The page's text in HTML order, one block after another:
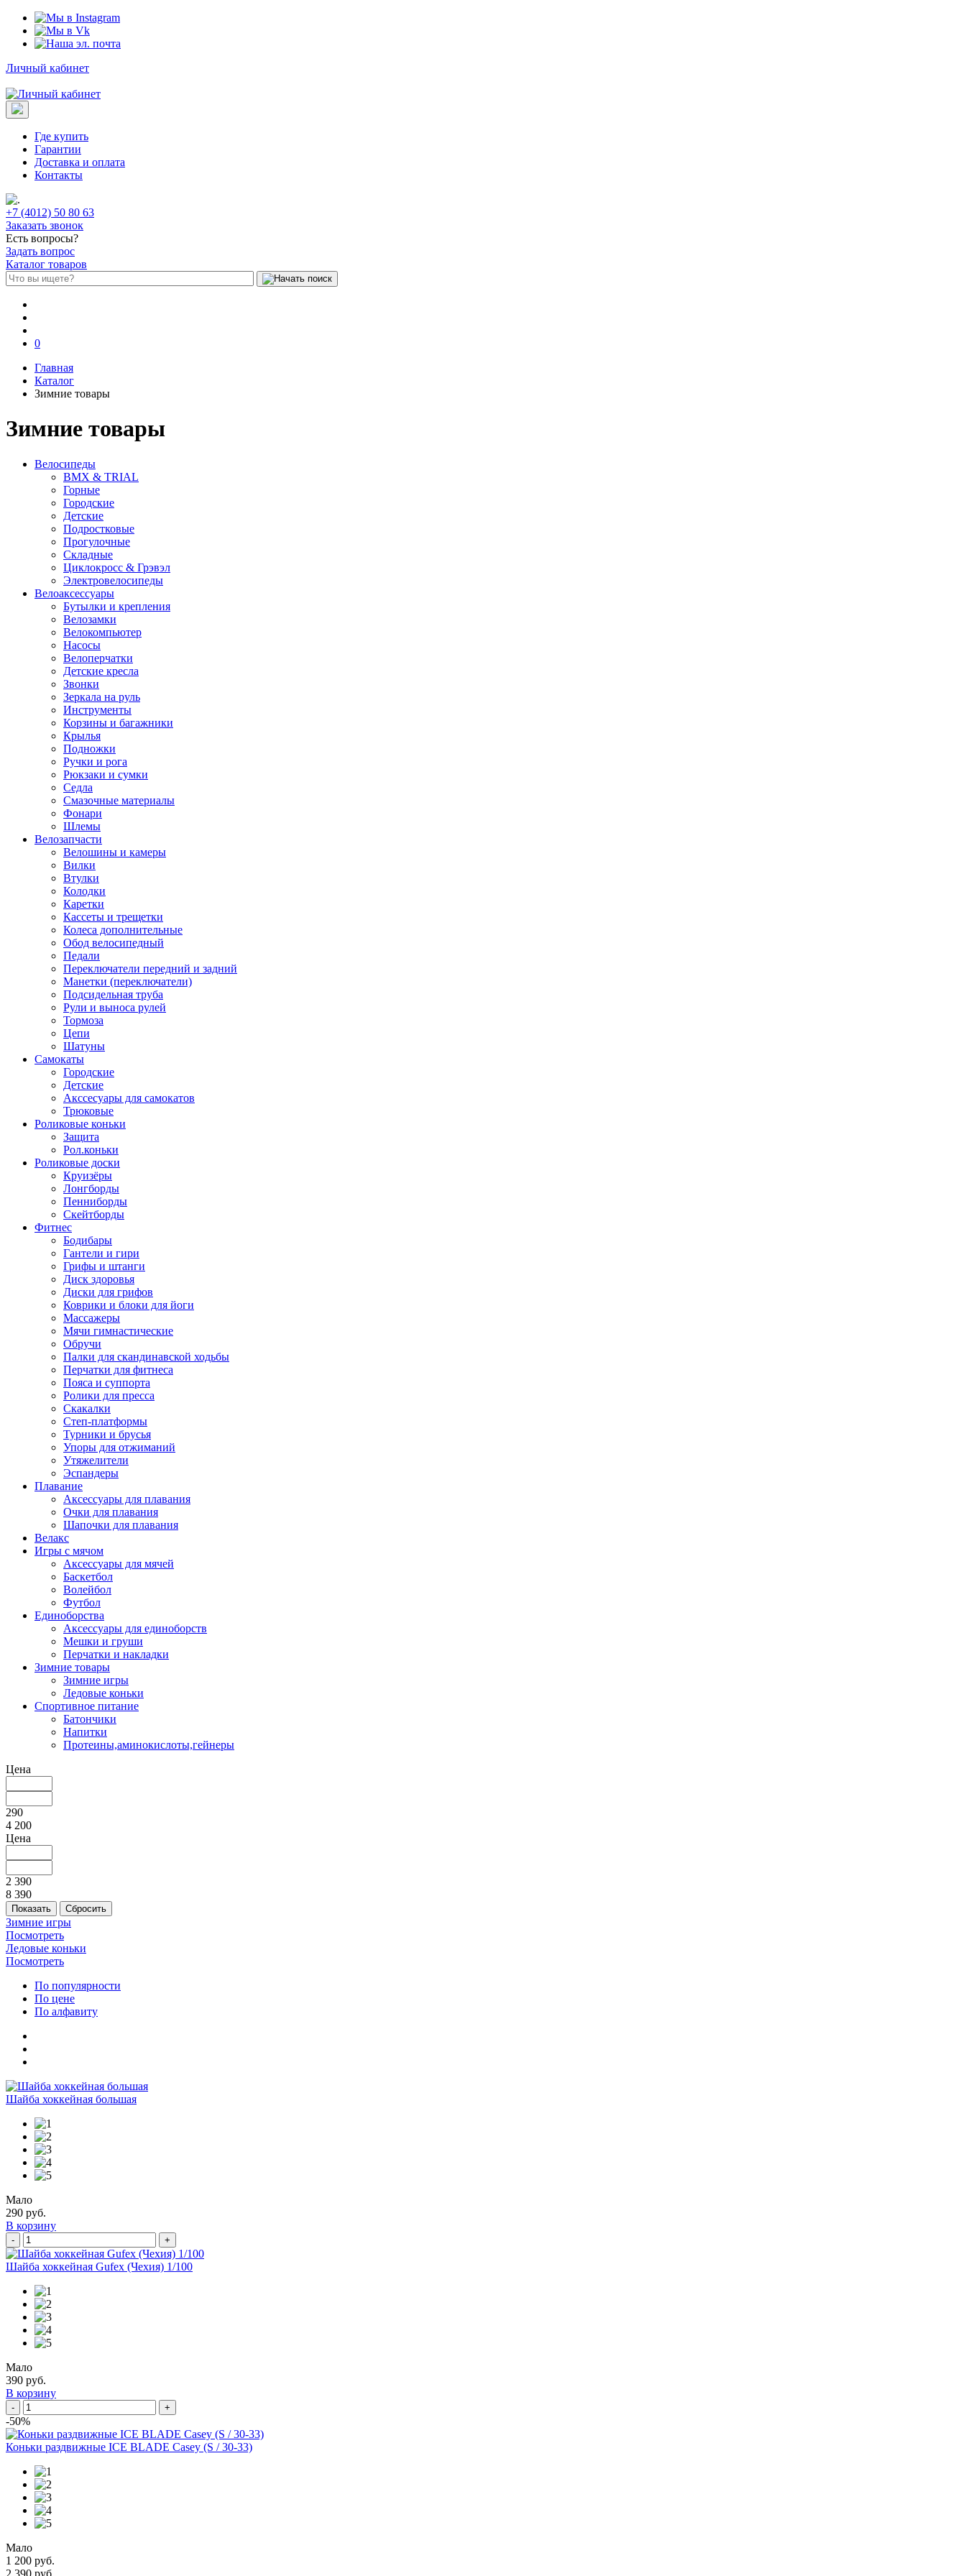
Личный кабинет
Где купить
Гарантии
Доставка и оплата
Контакты
+7 (4012) 50 80 63
Заказать звонок
Есть вопросы?
Задать вопрос
Каталог товаров
0
Главная
Каталог
Зимние товары
Зимние товары
Велосипеды
BMX & TRIAL
Горные
Городские
Детские
Подростковые
Прогулочные
Складные
Циклокросс & Грэвэл
Электровелосипеды
Велоаксессуары
Бутылки и крепления
Велозамки
Велокомпьютер
Насосы
Велоперчатки
Детские кресла
Звонки
Зеркала на руль
Инструменты
Корзины и багажники
Крылья
Подножки
Ручки и рога
Рюкзаки и сумки
Седла
Смазочные материалы
Фонари
Шлемы
Велозапчасти
Велошины и камеры
Вилки
Втулки
Колодки
Каретки
Кассеты и трещетки
Колеса дополнительные
Обод велосипедный
Педали
Переключатели передний и задний
Манетки (переключатели)
Подсидельная труба
Рули и выноса рулей
Тормоза
Цепи
Шатуны
Самокаты
Городские
Детские
Акссесуары для самокатов
Трюковые
Роликовые коньки
Защита
Рол.коньки
Роликовые доски
Круизёры
Лонгборды
Пенниборды
Скейтборды
Фитнес
Бодибары
Гантели и гири
Грифы и штанги
Диск здоровья
Диски для грифов
Коврики и блоки для йоги
Массажеры
Мячи гимнастические
Обручи
Палки для скандинавской ходьбы
Перчатки для фитнеса
Пояса и суппорта
Ролики для пресса
Скакалки
Степ-платформы
Турники и брусья
Упоры для отжиманий
Утяжелители
Эспандеры
Плавание
Аксессуары для плавания
Очки для плавания
Шапочки для плавания
Велакс
Игры с мячом
Аксессуары для мячей
Баскетбол
Волейбол
Футбол
Единоборства
Аксессуары для единоборств
Мешки и груши
Перчатки и накладки
Зимние товары
Зимние игры
Ледовые коньки
Спортивное питание
Батончики
Напитки
Протеины,аминокислоты,гейнеры
Цена
290
4 200
Цена
2 390
8 390
Зимние игры
Посмотреть
Ледовые коньки
Посмотреть
По популярности
По цене
По алфавиту
Шайба хоккейная большая
Мало
290 руб.
В корзину
- +
Шайба хоккейная Gufex (Чехия) 1/100
Мало
390 руб.
В корзину
- +
-50%
Коньки раздвижные ICE BLADE Casey (S / 30-33)
Мало
1 200 руб.
2 390 руб.